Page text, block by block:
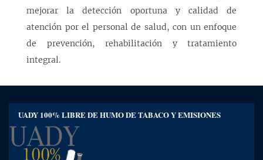
mejorar la detección oportuna y calidad de
atención por el personal de salud, con un enfoque
de prevención, rehabilitación y tratamiento
integral.
UADY 100% LIBRE DE HUMO DE TABACO Y EMISIONES